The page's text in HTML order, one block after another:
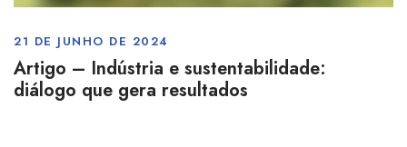
21 DE JUNHO DE 2024
Artigo – Indústria e sustentabilidade:
diálogo que gera resultados